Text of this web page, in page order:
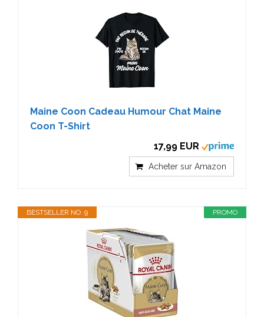
Maine Coon Cadeau Humour Chat Maine
Coon T-Shirt
17,99 EUR
Acheter sur Amazon
PROMO
BESTSELLER NO. 9